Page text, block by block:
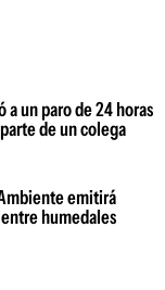
un paro de 24 horas
de un colega
emitirá
humedales